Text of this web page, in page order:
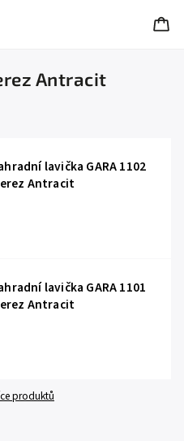
Antracit
lavička GARA 1102
Antracit
lavička GARA 1101
Antracit
produktů